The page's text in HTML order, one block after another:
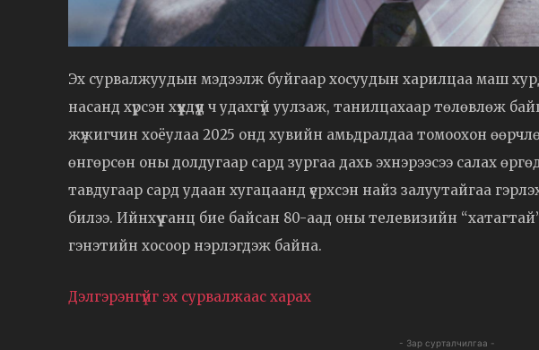
Эх сурвалжуудын мэдээлж буйгаар хосуудын харилцаа маш
насанд хүрсэн хүүхдүүд ч удахгүй уулзаж, танилцахаар төлөвлөж
жүжигчин хоёулаа 2025 онд хувийн амьдралдаа томоохон
өнгөрсөн оны долдугаар сард зургаа дахь эхнэрээсээ салах
тавдугаар сард удаан хугацаанд үерхсэн найз залуутайгаа
билээ. Ийнхүү ганц бие байсан 80-аад оны телевизийн
гэнэтийн хосоор нэрлэгдэж байна.
Дэлгэрэнгүйг эх сурвалжаас харах
- Зар сурталчилгаа -